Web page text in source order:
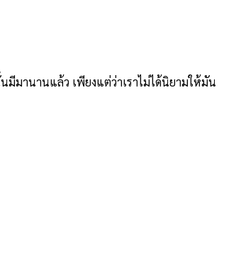
มีมานานแล้ว เพียงแต่ว่าเราไม่ได้นิยามให้มัน